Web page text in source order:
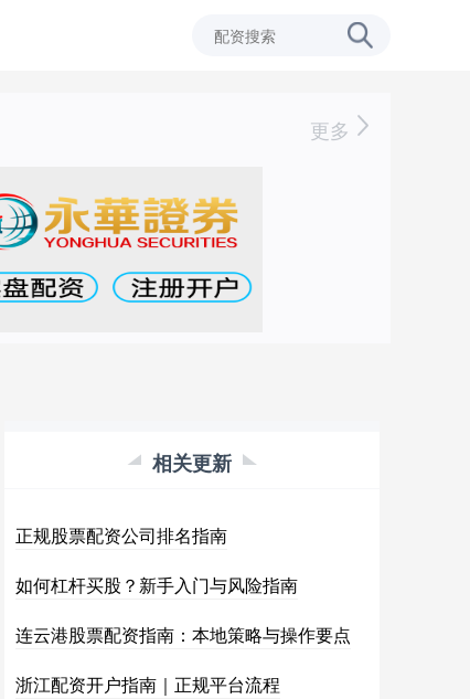
更多
相关更新
正规股票配资公司排名指南
如何杠杆买股？新手入门与风险指南
连云港股票配资指南：本地策略与操作要点
浙江配资开户指南｜正规平台流程